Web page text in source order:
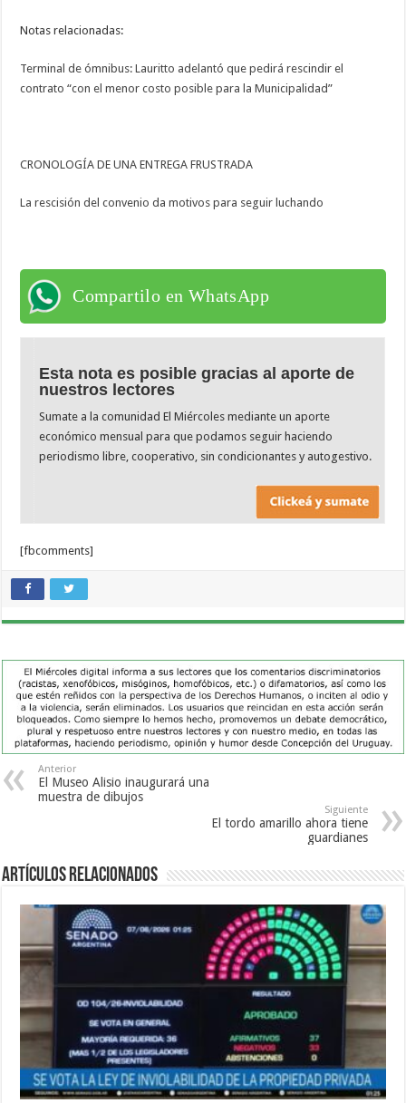
Notas relacionadas:
Terminal de ómnibus: Lauritto adelantó que pedirá rescindir el
contrato “con el menor costo posible para la Municipalidad”
CRONOLOGÍA DE UNA ENTREGA FRUSTRADA
La rescisión del convenio da motivos para seguir luchando
Compartilo en WhatsApp
Esta nota es posible gracias al aporte de
nuestros lectores
Sumate a la comunidad El Miércoles mediante un aporte
económico mensual para que podamos seguir haciendo
periodismo libre, cooperativo, sin condicionantes y autogestivo.
[fbcomments]
Anterior
El Museo Alisio inaugurará una
muestra de dibujos
Siguiente
El tordo amarillo ahora tiene
guardianes
Artículos Relacionados